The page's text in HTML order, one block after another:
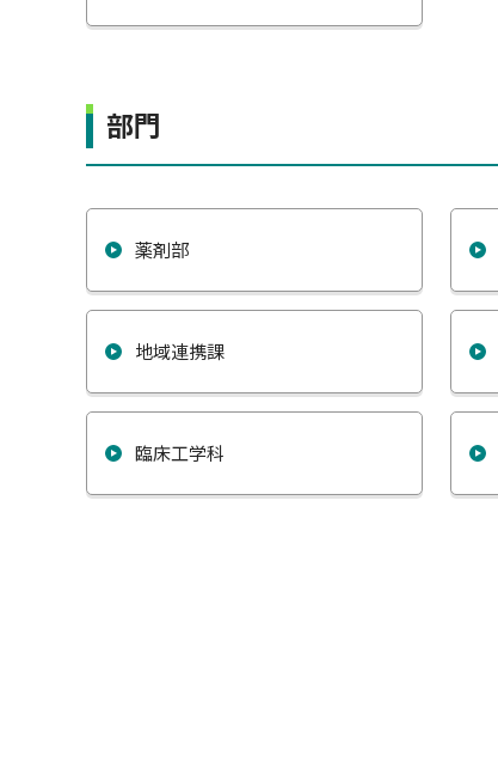
部門
薬剤部
地域連携課
臨床工学科